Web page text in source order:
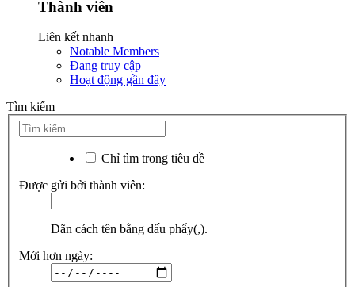
Thành viên
Liên kết nhanh
Notable Members
Đang truy cập
Hoạt động gần đây
Tìm kiếm
Chỉ tìm trong tiêu đề
Được gửi bởi thành viên:
Dãn cách tên bằng dấu phẩy(,).
Mới hơn ngày: